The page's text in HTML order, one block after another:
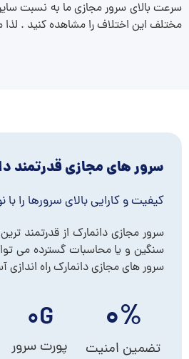
مختلف این اختلاف را مشاهده کنید . لذا
سرور های مجازی قدرتمند
کیفیت و کارایی بالای سرورها را
سرور مجازی دانمارک از قدرتمند
سنگین و یا محاسبات گسترده می
سرور های مجازی دانمارک راه
تضمین امنیت
%۰
پورت سرور
G۰